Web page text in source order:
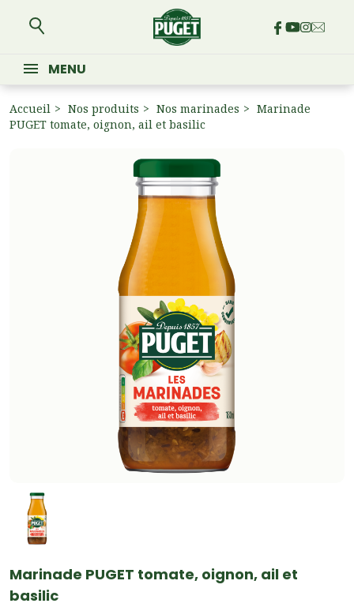
MENU
Accueil Nos produits Nos marinades
Marinade
PUGET tomate, oignon, ail et basilic
Marinade PUGET tomate, oignon, ail et
basilic